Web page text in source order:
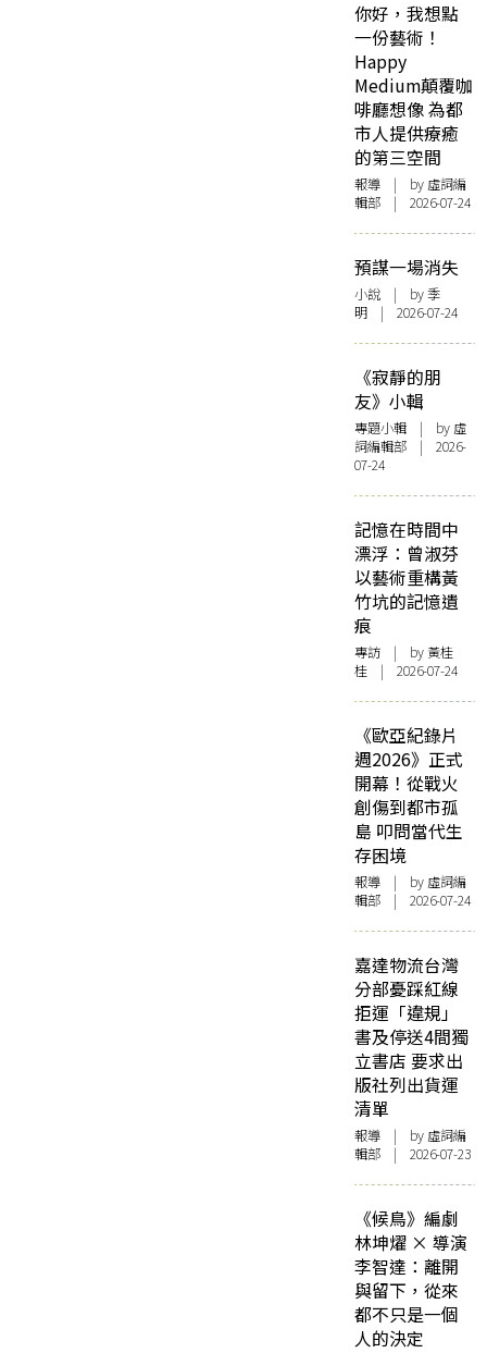
你好，我想點
一份藝術！
Happy
Medium顛覆咖
啡廳想像 為都
市人提供療癒
的第三空間
報導 | by 虛詞編
輯部 | 2026-07-24
預謀一場消失
小說 | by 季
明 | 2026-07-24
《寂靜的朋
友》小輯
專題小輯 | by 虛
詞編輯部 | 2026-
07-24
記憶在時間中
漂浮：曾淑芬
以藝術重構黃
竹坑的記憶遺
痕
專訪 | by 黃桂
桂 | 2026-07-24
《歐亞紀錄片
週2026》正式
開幕！從戰火
創傷到都市孤
島 叩問當代生
存困境
報導 | by 虛詞編
輯部 | 2026-07-24
嘉達物流台灣
分部憂踩紅線
拒運「違規」
書及停送4間獨
立書店 要求出
版社列出貨運
清單
報導 | by 虛詞編
輯部 | 2026-07-23
《候鳥》編劇
林坤燿 × 導演
李智達：離開
與留下，從來
都不只是一個
人的決定